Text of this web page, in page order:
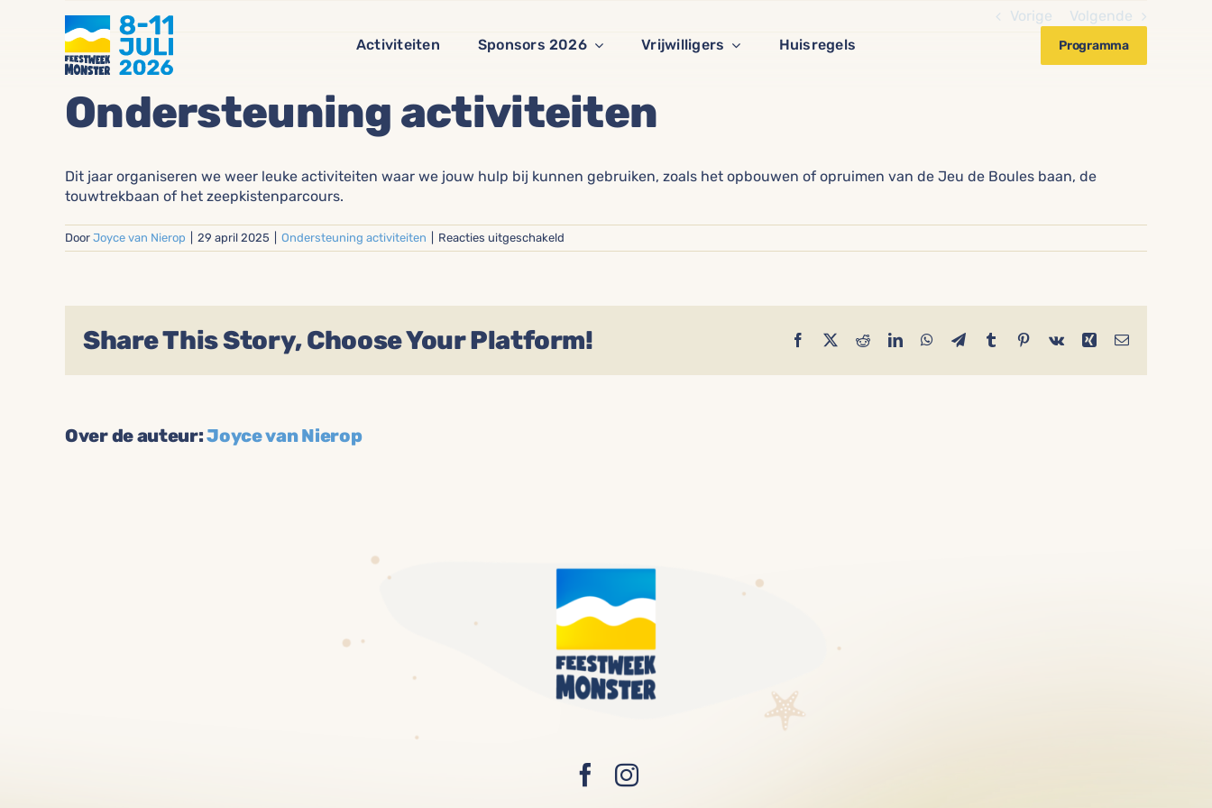
Activiteiten Sponsors 2026 Vrijwilligers Huisregels Programma
Vorige Volgende
Ondersteuning activiteiten
Dit jaar organiseren we weer leuke activiteiten waar we jouw hulp bij kunnen gebruiken, zoals het opbouwen of opruimen van de Jeu de Boules baan, de
touwtrekbaan of het zeepkistenparcours.
Door Joyce van Nierop 29 april 2025 Ondersteuning activiteiten Reacties uitgeschakeld
Ondersteuning
Share This Story, Choose Your Platform! Facebook RedditLinkedInWhatsApp
TelegramTumblr Pinterest
Vk Xing E-
Over de auteur:Joyce van Nierop